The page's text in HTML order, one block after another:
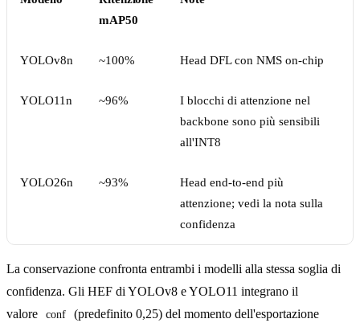
mAP50
YOLOv8n ~100% Head DFL con NMS on-chip
YOLO11n ~96%
I blocchi di attenzione nel
backbone sono più sensibili
all'INT8
YOLO26n ~93%
Head end-to-end più
attenzione; vedi la nota sulla
confidenza
La conservazione confronta entrambi i modelli alla stessa soglia di
confidenza. Gli HEF di YOLOv8 e YOLO11 integrano il
valore
conf
(predefinito 0,25) del momento dell'esportazione